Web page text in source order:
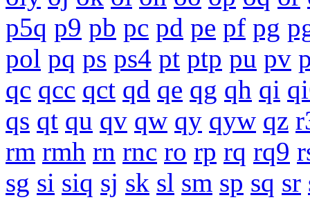
p5q p9 pb pc pd pe pf pg
pol pq ps ps4 pt ptp pu pv
qc qcc qct qd qe qg qh qi
qs qt qu qv qw qy qyw qz
rm rmh rn rnc ro rp rq rq9
sg si siq sj sk sl sm sp sq sr